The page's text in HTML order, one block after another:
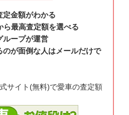
定金額がわかる
ら最高査定額を選べる
ループが運営
のが面倒な人はメールだけで
サイト(無料)で愛車の査定額